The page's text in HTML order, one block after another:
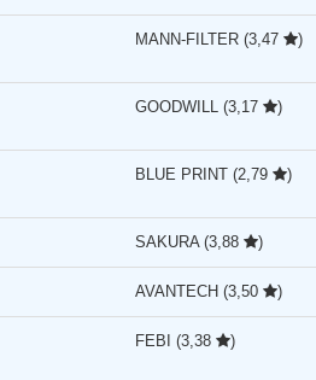
MANN-FILTER (3,47 )
GOODWILL (3,17 )
BLUE PRINT (2,79 )
SAKURA (3,88 )
AVANTECH (3,50 )
FEBI (3,38 )